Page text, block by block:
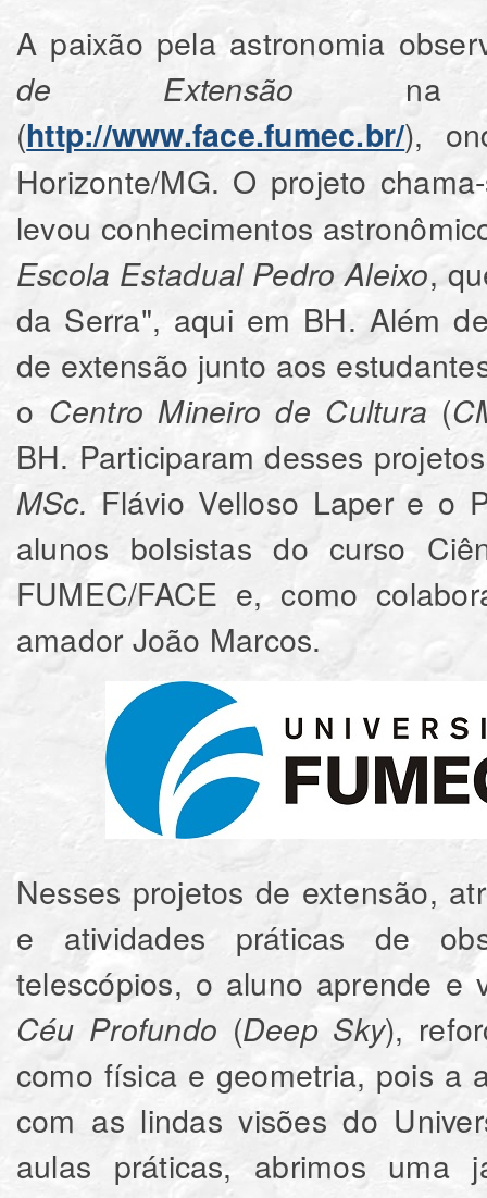
A paixão pela astronomia
de Extensão na
(http://www.face.fumec.br/),
Horizonte/MG. O projeto
levou conhecimentos
Escola Estadual Pedro Aleixo,
da Serra", aqui em BH. Além
de extensão junto aos
o Centro Mineiro de Cultura (
BH. Participaram desses
MSc. Flávio Velloso Laper e o
alunos bolsistas do curso
FUMEC/FACE e, como
amador João Marcos.
Nesses projetos de extensão,
e atividades práticas de
telescópios, o aluno aprende e
Céu Profundo (Deep Sky),
como física e geometria, pois a
com as lindas visões do
aulas práticas, abrimos